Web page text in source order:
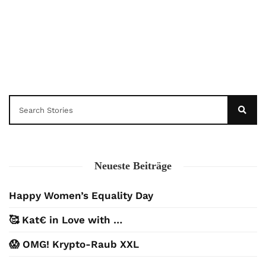
Neueste Beiträge
Happy Women’s Equality Day
🥰 Kat€ in Love with …
😱 OMG! Krypto-Raub XXL